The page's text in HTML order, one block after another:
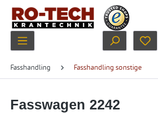
Zum Hauptinhalt springen
Fasshandling Fasshandling sonstige
Fasswagen 2242